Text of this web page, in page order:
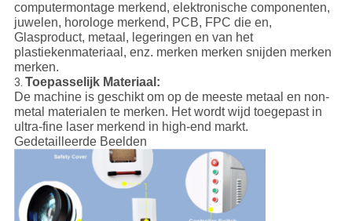
computermontage merkend, elektronische componenten,
juwelen, horologe merkend, PCB, FPC die en,
Glasproduct, metaal, legeringen en van het
plastiekenmateriaal, enz. merken merken snijden merken
merken.
3. Toepasselijk Materiaal:
De machine is geschikt om op de meeste metaal en non-
metal materialen te merken. Het wordt wijd toegepast in
ultra-fine laser merkend in high-end markt.
Gedetailleerde Beelden